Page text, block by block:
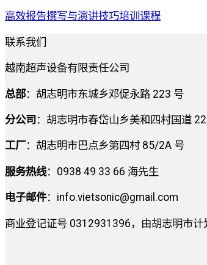
高效报告撰写与演讲技巧培训课程
联系我们
越南超声设备有限责任公司
总部：胡志明市东城乡邓促永路 223 号
分公司 ：胡志明市春岱山乡美和四村国道
工厂：胡志明市巴点乡第四村 85/2A 号
服务热线：0938 49 33 66 海先生
电子邮件： info.vietsonic@gmail.com
商业登记证号 0312931396，由胡志明市